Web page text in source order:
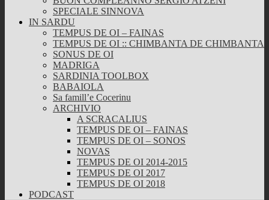
SPECIALE SINNOVA
IN SARDU
TEMPUS DE OI – FAINAS
TEMPUS DE OI :: CHIMBANTA DE CHIMBANTA
SONUS DE OI
MADRIGA
SARDINIA TOOLBOX
BABAIOLA
Sa famill’e Cocerinu
ARCHIVIO
A SCRACALIUS
TEMPUS DE OI – FAINAS
TEMPUS DE OI – SONOS
NOVAS
TEMPUS DE OI 2014-2015
TEMPUS DE OI 2017
TEMPUS DE OI 2018
PODCAST